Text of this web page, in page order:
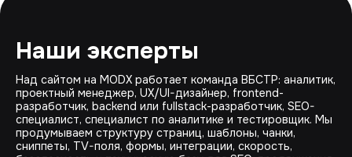
Наши эксперты
Над сайтом на MODX работает команда ВБСТР: аналитик,
проектный менеджер, UX/UI-дизайнер, frontend-
разработчик, backend или fullstack-разработчик, SEO-
специалист, специалист по аналитике и тестировщик. Мы
продумываем структуру страниц, шаблоны, чанки,
сниппеты, TV-поля, формы, интеграции, скорость,